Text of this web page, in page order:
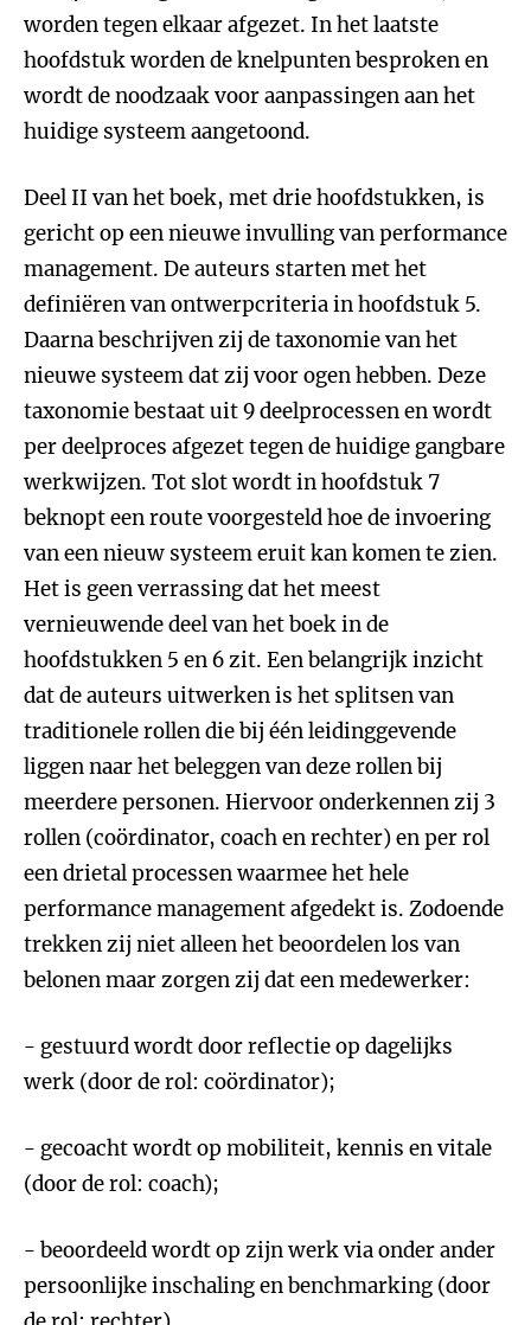
worden tegen elkaar afgezet. In het laatste
hoofdstuk worden de knelpunten besproken en
wordt de noodzaak voor aanpassingen aan het
huidige systeem aangetoond.
Deel II van het boek, met drie hoofdstukken, is
gericht op een nieuwe invulling van performance
management. De auteurs starten met het
definiëren van ontwerpcriteria in hoofdstuk 5.
Daarna beschrijven zij de taxonomie van het
nieuwe systeem dat zij voor ogen hebben. Deze
taxonomie bestaat uit 9 deelprocessen en wordt
per deelproces afgezet tegen de huidige gangbare
werkwijzen. Tot slot wordt in hoofdstuk 7
beknopt een route voorgesteld hoe de invoering
van een nieuw systeem eruit kan komen te zien.
Het is geen verrassing dat het meest
vernieuwende deel van het boek in de
hoofdstukken 5 en 6 zit. Een belangrijk inzicht
dat de auteurs uitwerken is het splitsen van
traditionele rollen die bij één leidinggevende
liggen naar het beleggen van deze rollen bij
meerdere personen. Hiervoor onderkennen zij 3
rollen (coördinator, coach en rechter) en per rol
een drietal processen waarmee het hele
performance management afgedekt is. Zodoende
trekken zij niet alleen het beoordelen los van
belonen maar zorgen zij dat een medewerker:
- gestuurd wordt door reflectie op dagelijks
werk (door de rol: coördinator);
- gecoacht wordt op mobiliteit, kennis en vitale
(door de rol: coach);
- beoordeeld wordt op zijn werk via onder ander
persoonlijke inschaling en benchmarking (door